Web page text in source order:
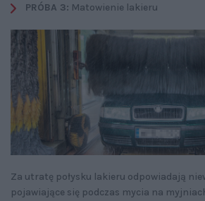
PRÓBA 3: Matowienie lakieru
Za utratę połysku lakieru odpowiadają
pojawiające się podczas mycia na